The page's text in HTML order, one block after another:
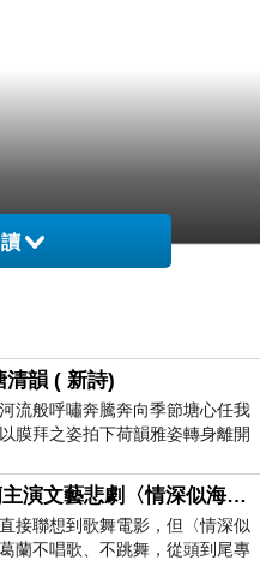
清韻 ( 新詩)
流般呼嘯奔騰奔向季節塘心任我
膜拜之姿拍下荷韻雅姿轉身離開
掛在亭亭葉柄上盼望
AI27歲的葛蘭主演文藝悲劇〈情深似海〉 #戀上老電影 #葛蘭 #粟子
接聯想到歌舞電影，但〈情深似
蘭不唱歌、不跳舞，從頭到尾專
，經常工作超過12個鐘